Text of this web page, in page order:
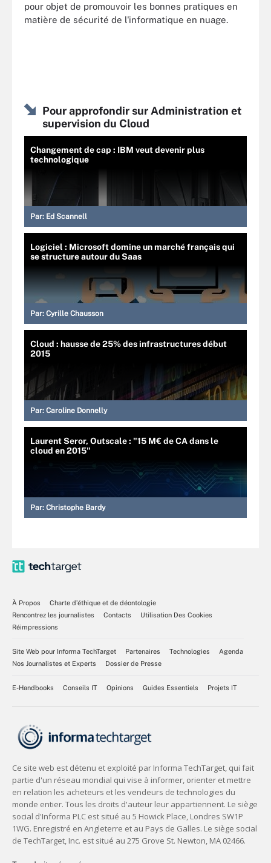
pour objet de promouvoir les bonnes pratiques en
matière de sécurité de l'informatique en nuage.
Pour approfondir sur Administration et
supervision du Cloud
Changement de cap : IBM veut devenir plus
technologique
Par: Ed Scannell
Logiciel : Microsoft domine un marché français qui
se structure autour du Saas
Par: Cyrille Chausson
Cloud : hausse de 25% des infrastructures début
2015
Par: Caroline Donnelly
Laurent Seror, Outscale : "15 M€ de CA dans le
cloud en 2015"
Par: Christophe Bardy
À Propos
Charte d’éthique et de déontologie
Rencontrez les journalistes
Contacts
Utilisation Des Cookies
Réimpressions
Site Web pour Informa TechTarget Partenaires Technologies
Agenda
Nos Journalistes et Experts
Dossier de Presse
E-Handbooks Conseils IT Opinions Guides Essentiels Projets IT